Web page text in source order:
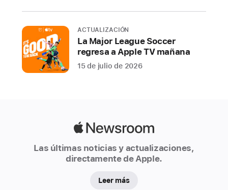
incluye
nuevas
funcionalidades
que
aún
más
ACTUALIZACIÓN
La Major League Soccer
regresa a Apple TV mañana
15 de julio de 2026
Las últimas noticias y actualizaciones,
directamente de Apple.
Leer más